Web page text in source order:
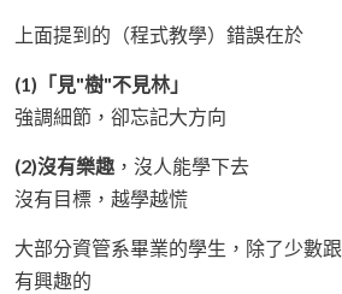
上面提到的（程式教學）錯誤在於
(1)「見"樹"不見林」
強調細節，卻忘記大方向
(2)沒有樂趣 ，沒人能學下去
沒有目標，越學越慌
大部分資管系畢業的學生，除了少數
有興趣的